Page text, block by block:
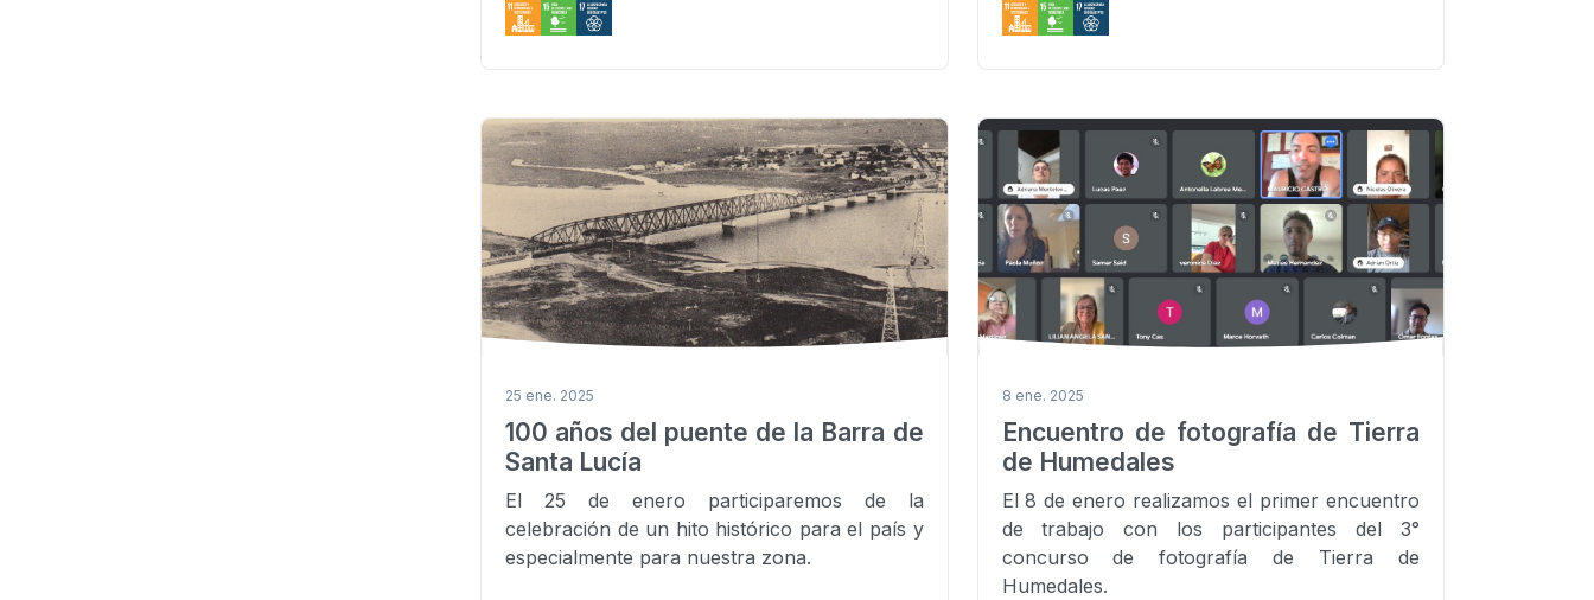
25 ene. 2025
100 años del puente de la Barra de
Santa Lucía
El 25 de enero participaremos de la
celebración de un hito histórico para el país y
especialmente para nuestra zona.
8 ene. 2025
Encuentro de fotografía de Tierra
de Humedales
El 8 de enero realizamos el primer encuentro
de trabajo con los participantes del 3°
concurso de fotografía de Tierra de
Humedales.